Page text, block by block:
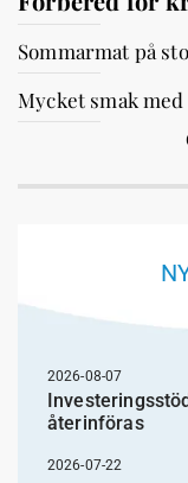
Sommarmat på
Mycket smak
2026-08-07
återinföras
2026-07-22